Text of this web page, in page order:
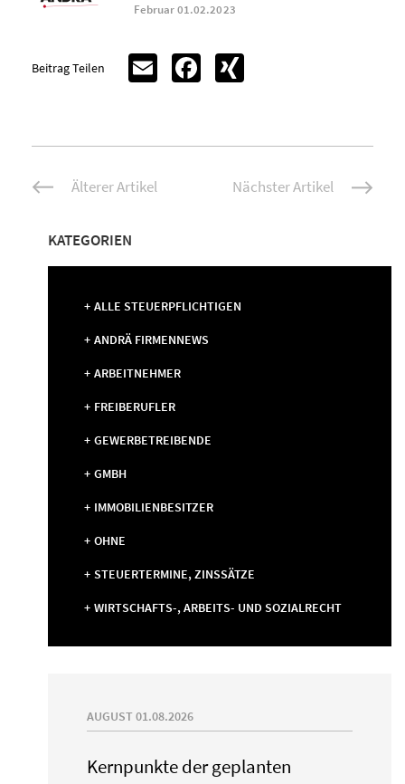
Februar 01.02.2023
Beitrag Teilen Email Facebook
Beitrags-Älterer Artikel Nächster Artikel
KATEGORIEN
ALLE STEUERPFLICHTIGEN
ANDRÄ FIRMENNEWS
ARBEITNEHMER
FREIBERUFLER
GEWERBETREIBENDE
GMBH
IMMOBILIENBESITZER
OHNE
STEUERTERMINE, ZINSSÄTZE
WIRTSCHAFTS-, ARBEITS- UND SOZIALRECHT
AUGUST 01.08.2026
Kernpunkte der geplanten